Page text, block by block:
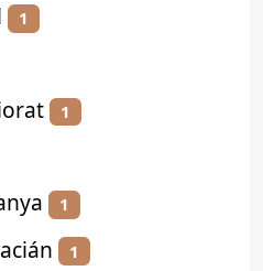
1
1
1
1